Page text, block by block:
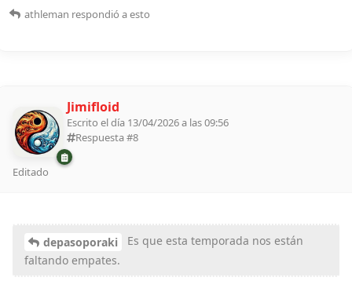
athleman respondió a esto
Jimifloid
Escrito el día 13/04/2026 a las 09:56
Respuesta #8
Editado
depasoporaki
Es que esta temporada nos están
faltando empates.